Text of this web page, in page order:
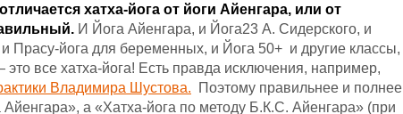
хатха-йога от йоги Айенгара, или от
И Йога Айенгара, и Йога23 А. Сидерского, и
Прасу-йога для беременных, и Йога 50+ и другие классы,
все хатха-йога! Есть правда исключения, например,
Владимира Шустова. Поэтому правильнее и полнее
а «Хатха-йога по методу Б.К.С. Айенгара» (при